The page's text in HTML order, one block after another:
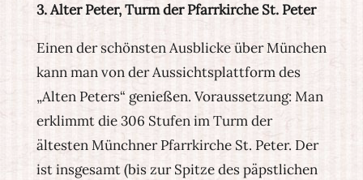
3. Alter Peter, Turm der Pfarrkirche St. Peter
Einen der schönsten Ausblicke über München
kann man von der Aussichtsplattform des
„Alten Peters“ genießen. Voraussetzung: Man
erklimmt die 306 Stufen im Turm der
ältesten Münchner Pfarrkirche St. Peter. Der
ist insgesamt (bis zur Spitze des päpstlichen